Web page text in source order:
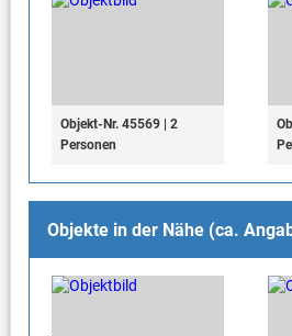
Objekt-Nr. 45569 | 2
Personen
Objekte in der Nähe (ca.